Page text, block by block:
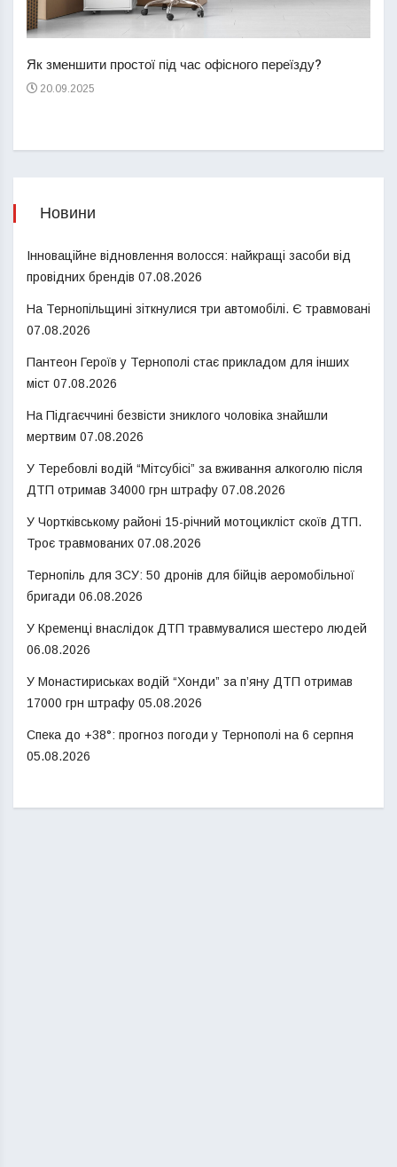
Як зменшити простої під час офісного переїзду?
20.09.2025
Новини
Інноваційне відновлення волосся: найкращі засоби від
провідних брендів 07.08.2026
На Тернопільщині зіткнулися три автомобілі. Є травмовані
07.08.2026
Пантеон Героїв у Тернополі стає прикладом для інших
міст 07.08.2026
На Підгаєччині безвісти зниклого чоловіка знайшли
мертвим 07.08.2026
У Теребовлі водій “Мітсубісі” за вживання алкоголю після
ДТП отримав 34000 грн штрафу 07.08.2026
У Чортківському районі 15-річний мотоцикліст скоїв ДТП.
Троє травмованих 07.08.2026
Тернопіль для ЗСУ: 50 дронів для бійців аеромобільної
бригади 06.08.2026
У Кременці внаслідок ДТП травмувалися шестеро людей
06.08.2026
У Монастириськах водій “Хонди” за п’яну ДТП отримав
17000 грн штрафу 05.08.2026
Спека до +38°: прогноз погоди у Тернополі на 6 серпня
05.08.2026